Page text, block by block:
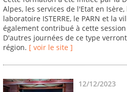
Alpes, les services de l'Etat en Isère,
laboratoire ISTERRE, le PARN et la
également contribué à cette
D'autres journées de ce type
région. [ voir le site ]
12/12/2023